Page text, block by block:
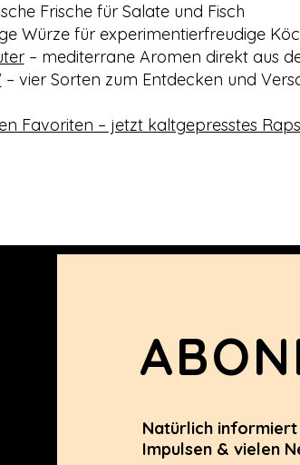
Frische für Salate und Fisch
Würze für experimentierfreudige
– mediterrane Aromen direkt aus
– vier Sorten zum Entdecken und
Favoriten – jetzt kaltgepresstes
Natürlich
Impulsen & vielen